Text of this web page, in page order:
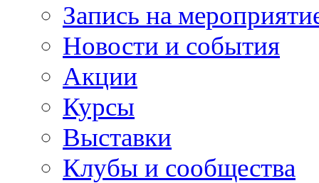
Запись на
Новости и события
Акции
Курсы
Выставки
Клубы и сообщества